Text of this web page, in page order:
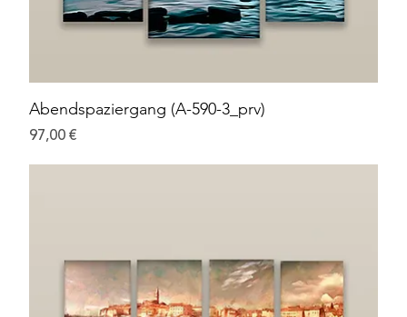
Abendspaziergang (A-590-3_prv)
Preis
97,00 €